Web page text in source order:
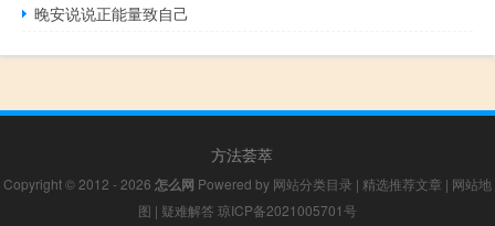
晚安说说正能量致自己
方法荟萃
Copyright © 2012 - 2026 怎么网 Powered by 网站分类目录 | 精选推荐文章 | 网站地
图 | 疑难解答 琼ICP备2021005701号